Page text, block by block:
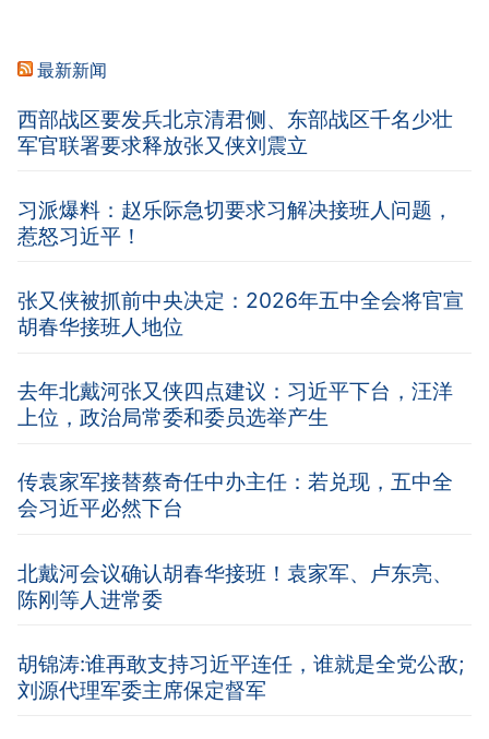
最新新闻
西部战区要发兵北京清君侧、东部战区千名少壮
军官联署要求释放张又侠刘震立
习派爆料：赵乐际急切要求习解决接班人问题，
惹怒习近平！
张又侠被抓前中央决定：2026年五中全会将官宣
胡春华接班人地位
去年北戴河张又侠四点建议：习近平下台，汪洋
上位，政治局常委和委员选举产生
传袁家军接替蔡奇任中办主任：若兑现，五中全
会习近平必然下台
北戴河会议确认胡春华接班！袁家军、卢东亮、
陈刚等人进常委
胡锦涛:谁再敢支持习近平连任，谁就是全党公敌;
刘源代理军委主席保定督军